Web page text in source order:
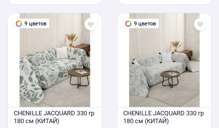
9 цветов
CHENILLE JACQUARD 330 гр
180 см (КИТАЙ)
9 цветов
CHENILLE JACQUARD 330 гр
180 см (КИТАЙ)